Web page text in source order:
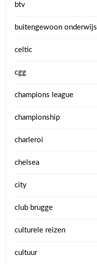
btv
buitengewoon onderwijs
celtic
cgg
champions league
championship
charleroi
chelsea
city
club brugge
culturele reizen
cultuur